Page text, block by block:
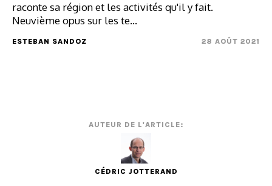
raconte sa région et les activités qu'il y fait.
Neuvième opus sur les te...
ESTEBAN SANDOZ 28 AOÛT 2021
AUTEUR DE L'ARTICLE:
CÉDRIC JOTTERAND